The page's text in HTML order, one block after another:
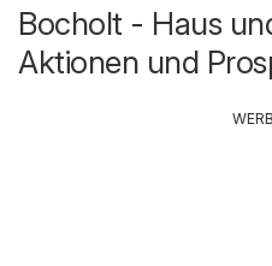
Bocholt - Haus
Aktionen und